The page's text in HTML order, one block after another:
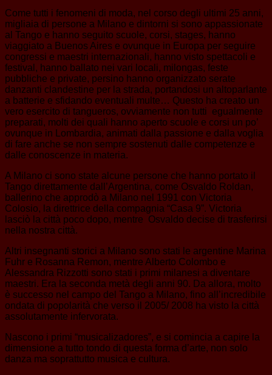
Come tutti i fenomeni di moda, nel corso degli ultimi 25 anni,
migliaia di persone a Milano e dintorni si sono appassionate
al Tango e hanno seguito scuole, corsi, stages, hanno
viaggiato a Buenos Aires e ovunque in Europa per seguire
congressi e maestri internazionali, hanno visto spettacoli e
festival, hanno ballato nei vari locali, milongas, feste
pubbliche e private, persino hanno organizzato serate
danzanti clandestine per la strada, portandosi un altoparlante
a batterie e sfidando eventuali multe… Questo ha creato un
vero esercito di tangueros, ovviamente non tutti egualmente
preparati, molti dei quali hanno aperto scuole e corsi un po’
ovunque in Lombardia, animati dalla passione e dalla voglia
di fare anche se non sempre sostenuti dalle competenze e
dalle conoscenze in materia.
A Milano ci sono state alcune persone che hanno portato il
Tango direttamente dall’Argentina, come Osvaldo Roldan,
ballerino che approdò a Milano nel 1991 con Victoria
Colosio, la direttrice della compagnia “Casa 9”. Victoria
lasciò la città poco dopo, mentre Osvaldo decise di trasferirsi
nella nostra città.
Altri insegnanti storici a Milano sono stati le argentine Marina
Fuhr e Rosanna Remon, mentre Alberto Colombo e
Alessandra Rizzotti sono stati i primi milanesi a diventare
maestri. Era la seconda metà degli anni 90. Da allora, molto
è successo nel campo del Tango a Milano, fino all’incredibile
ondata di popolarità che verso il 2005/ 2008 ha visto la città
assolutamente infervorata.
Nascono i primi “musicalizadores”, e si comincia a capire la
dimensione a tutto tondo di questa forma d’arte, non solo
danza ma soprattutto musica e cultura.